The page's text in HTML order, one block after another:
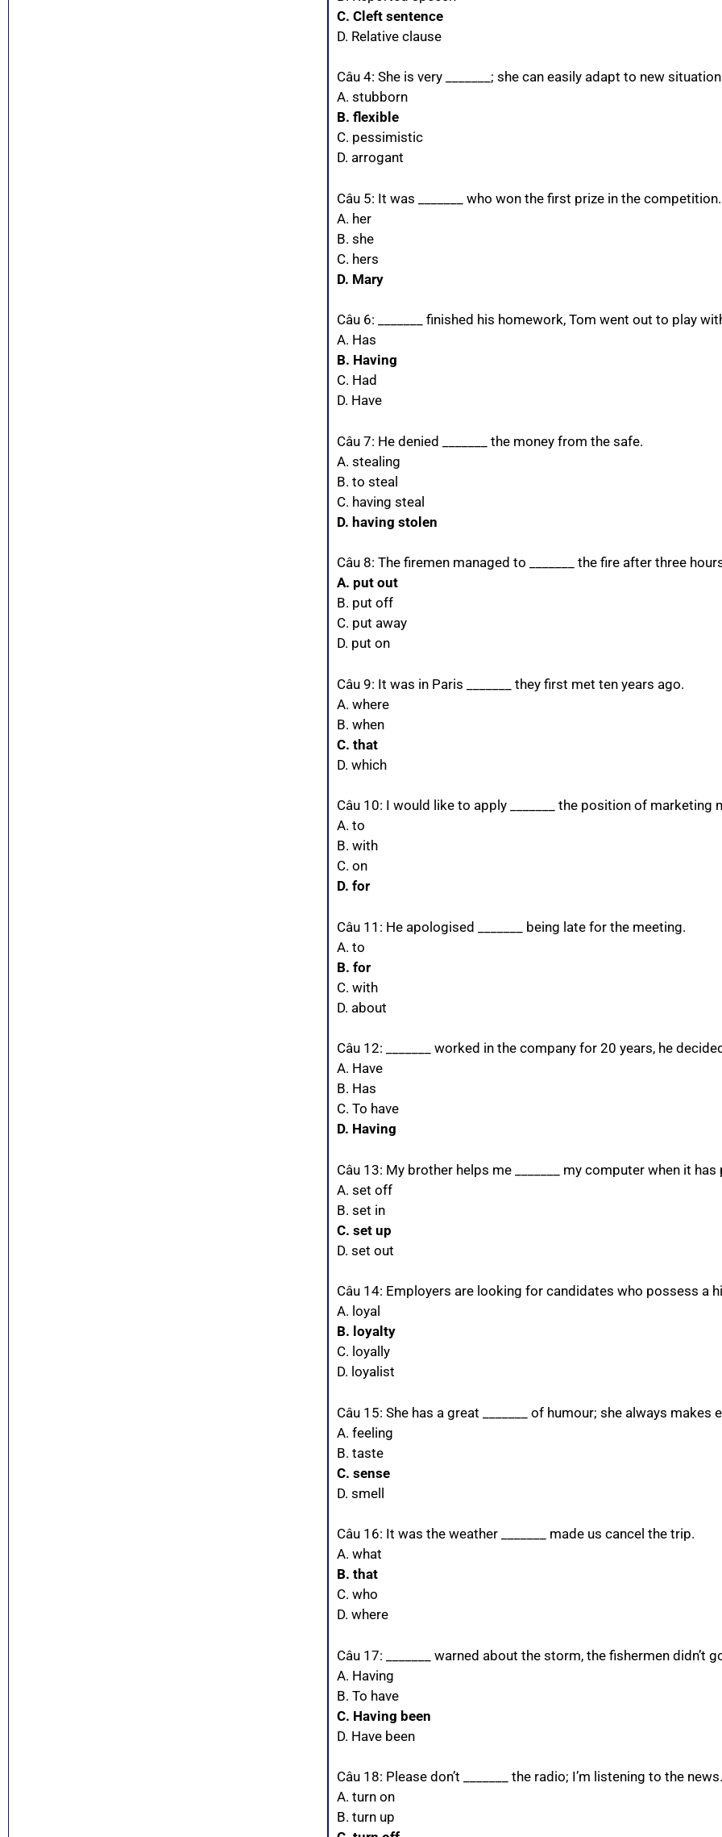
C. Cleft sentence
D. Relative clause
Câu 4: She is very _______; she can easily adapt to new
A. stubborn
B. flexible
C. pessimistic
D. arrogant
Câu 5: It was _______ who won the first prize in the competition.
A. her
B. she
C. hers
D. Mary
Câu 6: _______ finished his homework, Tom went out to play
A. Has
B. Having
C. Had
D. Have
Câu 7: He denied _______ the money from the safe.
A. stealing
B. to steal
C. having steal
D. having stolen
Câu 8: The firemen managed to _______ the fire after three
A. put out
B. put off
C. put away
D. put on
Câu 9: It was in Paris _______ they first met ten years ago.
A. where
B. when
C. that
D. which
Câu 10: I would like to apply _______ the position of marketing
A. to
B. with
C. on
D. for
Câu 11: He apologised _______ being late for the meeting.
A. to
B. for
C. with
D. about
Câu 12: _______ worked in the company for 20 years, he
A. Have
B. Has
C. To have
D. Having
Câu 13: My brother helps me _______ my computer when it
A. set off
B. set in
C. set up
D. set out
Câu 14: Employers are looking for candidates who possess a
A. loyal
B. loyalty
C. loyally
D. loyalist
Câu 15: She has a great _______ of humour; she always makes
A. feeling
B. taste
C. sense
D. smell
Câu 16: It was the weather _______ made us cancel the trip.
A. what
B. that
C. who
D. where
Câu 17: _______ warned about the storm, the fishermen didn’t
A. Having
B. To have
C. Having been
D. Have been
Câu 18: Please don’t _______ the radio; I’m listening to the
A. turn on
B. turn up